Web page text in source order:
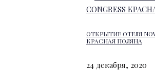
ОТКРЫТИЕ ОТЕЛЯ
КРАСНАЯ ПОЛЯНА
24 декабря, 2020